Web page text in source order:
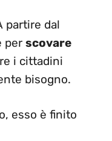
partire dal
per scovare
i cittadini
bisogno.
esso è finito